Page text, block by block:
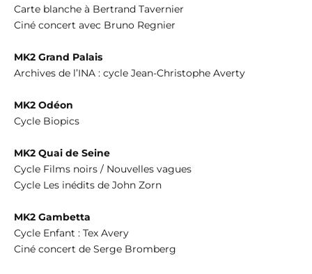
Carte blanche à Bertrand Tavernier
Ciné concert avec Bruno Regnier
MK2 Grand Palais
Archives de l’INA : cycle Jean-Christophe Averty
MK2 Odéon
Cycle Biopics
MK2 Quai de Seine
Cycle Films noirs / Nouvelles vagues
Cycle Les inédits de John Zorn
MK2 Gambetta
Cycle Enfant : Tex Avery
Ciné concert de Serge Bromberg